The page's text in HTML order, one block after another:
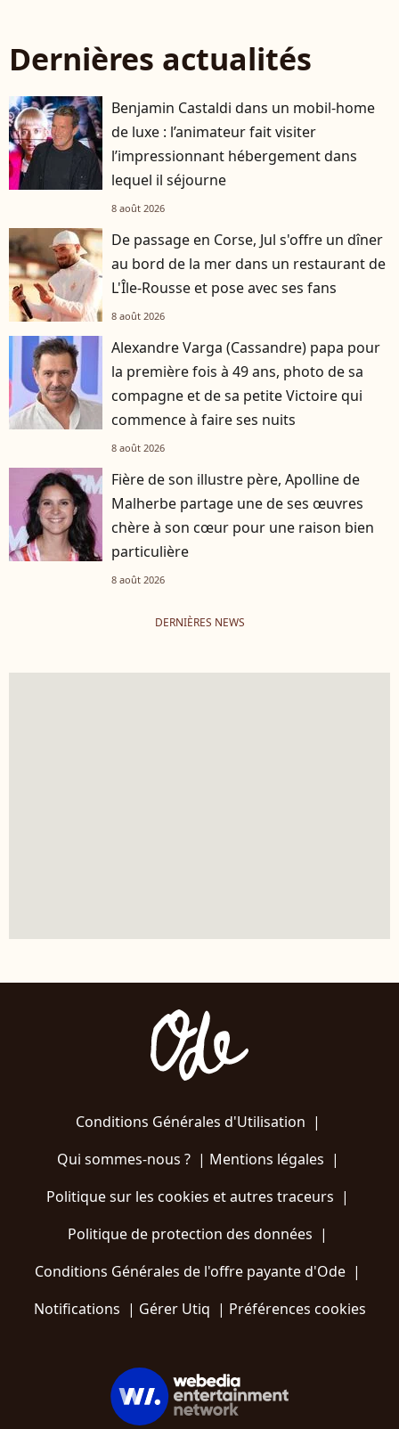
Dernières actualités
Benjamin Castaldi dans un mobil-home
de luxe : l’animateur fait visiter
l’impressionnant hébergement dans
lequel il séjourne
8 août 2026
De passage en Corse, Jul s'offre un dîner
au bord de la mer dans un restaurant de
L'Île-Rousse et pose avec ses fans
8 août 2026
Alexandre Varga (Cassandre) papa pour
la première fois à 49 ans, photo de sa
compagne et de sa petite Victoire qui
commence à faire ses nuits
8 août 2026
Fière de son illustre père, Apolline de
Malherbe partage une de ses œuvres
chère à son cœur pour une raison bien
particulière
8 août 2026
DERNIÈRES NEWS
Conditions Générales d'Utilisation |
Qui sommes-nous ?| Mentions légales |
Politique sur les cookies et autres traceurs |
Politique de protection des données |
Conditions Générales de l'offre payante d'Ode |
Notifications | Gérer Utiq | Préférences cookies